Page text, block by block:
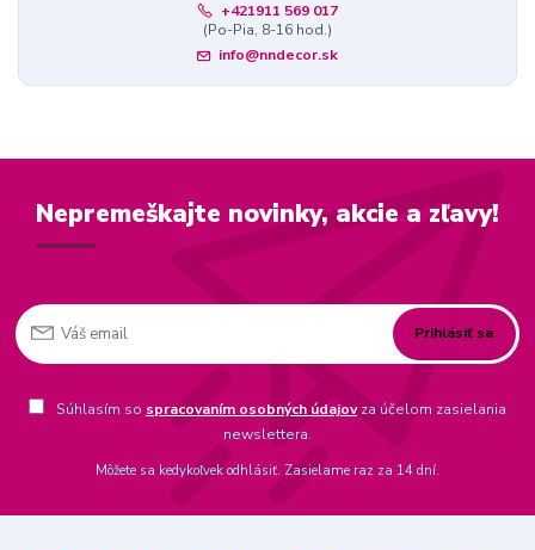
+421911 569 017
(Po-Pia, 8-16 hod.)
info@nndecor.sk
Nepremeškajte novinky, akcie a zľavy!
Prihlásiť sa
Súhlasím so spracovaním osobných údajovza účelom zasielania
newslettera.
Môžete sa kedykoľvek odhlásiť. Zasielame raz za 14 dní.